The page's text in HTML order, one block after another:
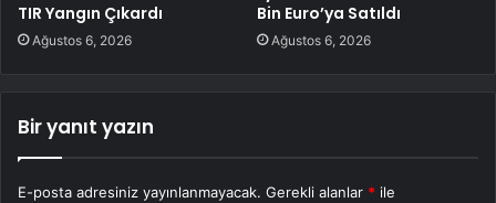
TIR Yangın Çıkardı
Ağustos 6, 2026
Bin Euro’ya Satıldı
Ağustos 6, 2026
Bir yanıt yazın
E-posta adresiniz yayınlanmayacak. Gerekli alanlar * ile